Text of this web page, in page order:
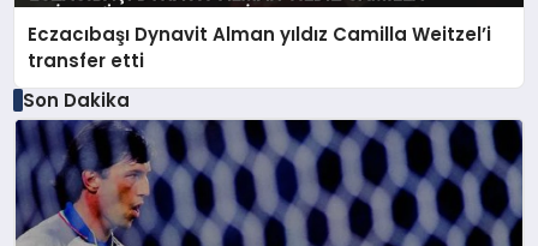
Eczacıbaşı Dynavit Alman yıldız Camilla Weitzel’i
transfer etti
Son Dakika